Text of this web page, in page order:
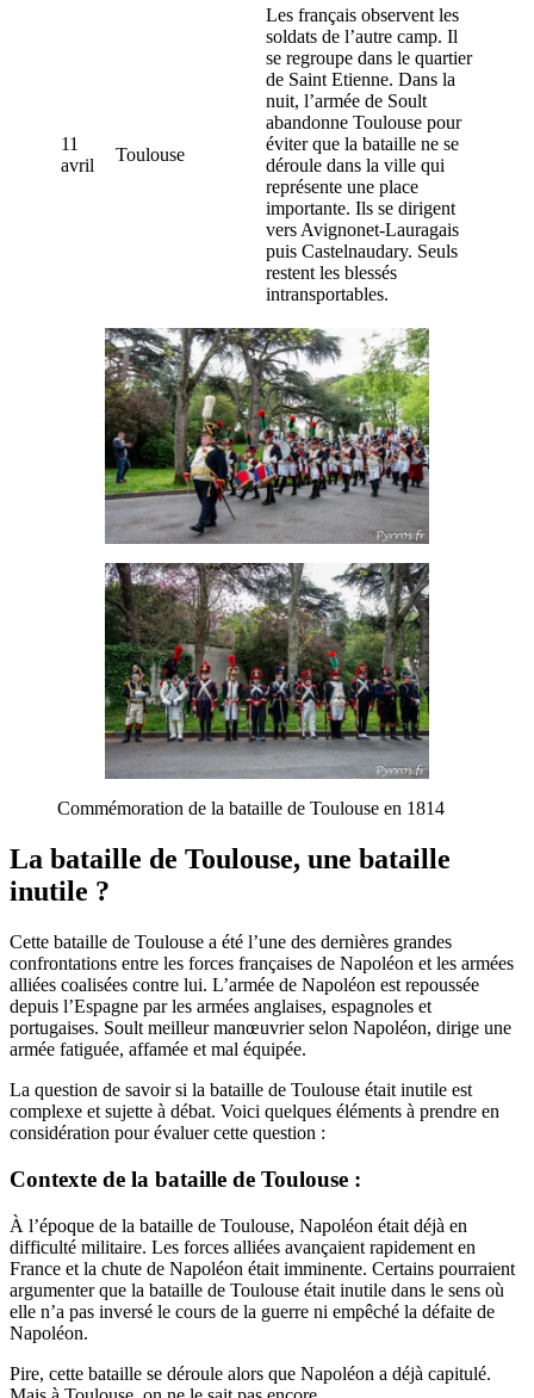
11
avril
Toulouse
Les français observent les
soldats de l’autre camp. Il
se regroupe dans le quartier
de Saint Etienne. Dans la
nuit, l’armée de Soult
abandonne Toulouse pour
éviter que la bataille ne se
déroule dans la ville qui
représente une place
importante. Ils se dirigent
vers Avignonet-Lauragais
puis Castelnaudary. Seuls
restent les blessés
intransportables.
Commémoration de la bataille de Toulouse en 1814
La bataille de Toulouse, une bataille
inutile ?
Cette bataille de Toulouse a été l’une des dernières grandes
confrontations entre les forces françaises de Napoléon et les armées
alliées coalisées contre lui. L’armée de Napoléon est repoussée
depuis l’Espagne par les armées anglaises, espagnoles et
portugaises. Soult meilleur manœuvrier selon Napoléon, dirige une
armée fatiguée, affamée et mal équipée.
La question de savoir si la bataille de Toulouse était inutile est
complexe et sujette à débat. Voici quelques éléments à prendre en
considération pour évaluer cette question :
Contexte de la bataille de Toulouse :
À l’époque de la bataille de Toulouse, Napoléon était déjà en
difficulté militaire. Les forces alliées avançaient rapidement en
France et la chute de Napoléon était imminente. Certains pourraient
argumenter que la bataille de Toulouse était inutile dans le sens où
elle n’a pas inversé le cours de la guerre ni empêché la défaite de
Napoléon.
Pire, cette bataille se déroule alors que Napoléon a déjà capitulé.